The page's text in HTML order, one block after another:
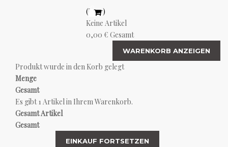
(Leer)
Keine Artikel
0,00 € Gesamt
WARENKORB ANZEIGEN
Produkt wurde in den Korb gelegt
Menge
Gesamt
Es gibt 1 Artikel in Ihrem Warenkorb.
Gesamt Artikel
Gesamt
EINKAUF FORTSETZEN